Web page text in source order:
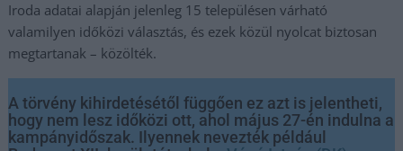
Iroda adatai alapján jelenleg 15 településen várható
valamilyen időközi választás, és ezek közül nyolcat biztosan
megtartanak – közölték.
A törvény kihirdetésétől függően ez azt is jelentheti,
hogy nem lesz időközi ott, ahol május 27-én indulna a
kampányidőszak. Ilyennek nevezték például